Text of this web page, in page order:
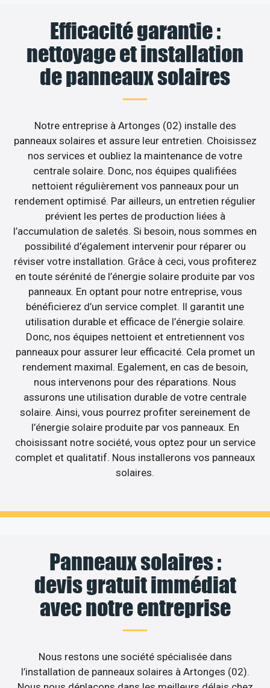
Efficacité garantie :
nettoyage et installation
de panneaux solaires
Notre entreprise à Artonges (02) installe des
panneaux solaires et assure leur entretien. Choisissez
nos services et oubliez la maintenance de votre
centrale solaire. Donc, nos équipes qualifiées
nettoient régulièrement vos panneaux pour un
rendement optimisé. Par ailleurs, un entretien régulier
prévient les pertes de production liées à
l’accumulation de saletés. Si besoin, nous sommes en
possibilité d’également intervenir pour réparer ou
réviser votre installation. Grâce à ceci, vous profiterez
en toute sérénité de l’énergie solaire produite par vos
panneaux. En optant pour notre entreprise, vous
bénéficierez d’un service complet. Il garantit une
utilisation durable et efficace de l’énergie solaire.
Donc, nos équipes nettoient et entretiennent vos
panneaux pour assurer leur efficacité. Cela promet un
rendement maximal. Egalement, en cas de besoin,
nous intervenons pour des réparations. Nous
assurons une utilisation durable de votre centrale
solaire. Ainsi, vous pourrez profiter sereinement de
l’énergie solaire produite par vos panneaux. En
choisissant notre société, vous optez pour un service
complet et qualitatif. Nous installerons vos panneaux
solaires.
Panneaux solaires :
devis gratuit immédiat
avec notre entreprise
Nous restons une société spécialisée dans
l’installation de panneaux solaires à Artonges (02).